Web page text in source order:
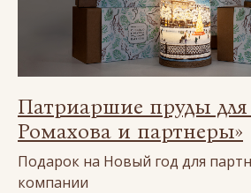
Патриаршие пруды для
Ромахова и партнеры»
Подарок на Новый год для
компании